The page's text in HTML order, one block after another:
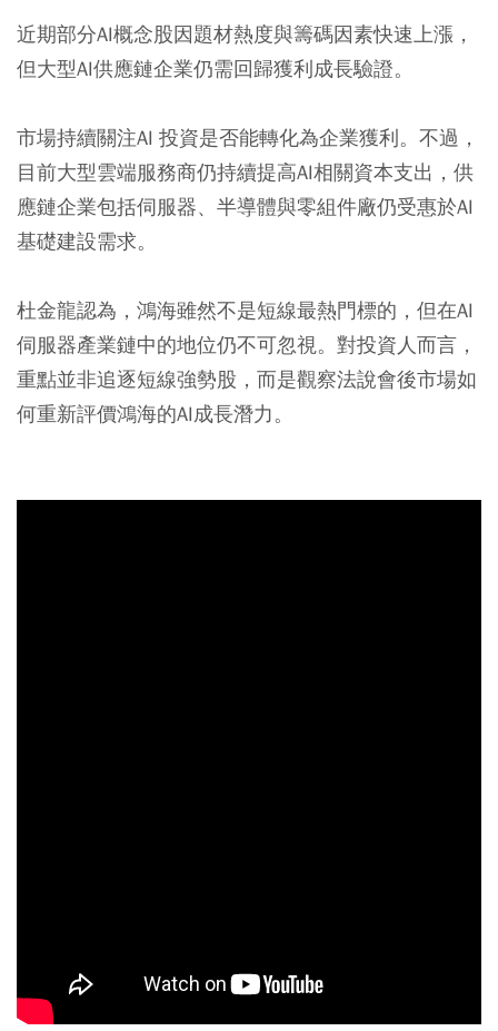
近期部分AI概念股因題材熱度與籌碼因素快速上漲，
但大型AI供應鏈企業仍需回歸獲利成長驗證。
市場持續關注AI 投資是否能轉化為企業獲利。不過，
目前大型雲端服務商仍持續提高AI相關資本支出，供
應鏈企業包括伺服器、半導體與零組件廠仍受惠於AI
基礎建設需求。
杜金龍認為，鴻海雖然不是短線最熱門標的，但在AI
伺服器產業鏈中的地位仍不可忽視。對投資人而言，
重點並非追逐短線強勢股，而是觀察法說會後市場如
何重新評價鴻海的AI成長潛力。